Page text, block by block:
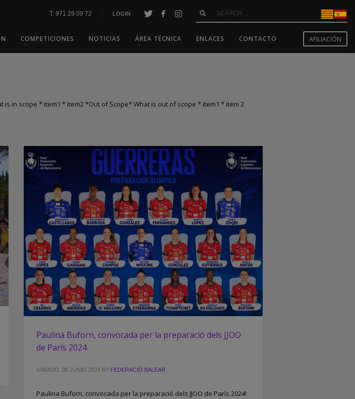
T: 971 29 09 72 LOGIN
COMPETICIONES NOTICIAS ÁREA TÉCNICA ENLACES CONTACTO AFILIACIÓN
in scope * item1 * item2 *Out of Scope* What is out of scope * item1 * item 2
Paulina Buforn, convocada per la preparació dels JJOO
de París 2024
SÁBADO, 08 JUNIO 2024 BY FEDERACIÓ BALEAR
Paulina Buforn, convocada per la preparació dels JJOO de París 2024!